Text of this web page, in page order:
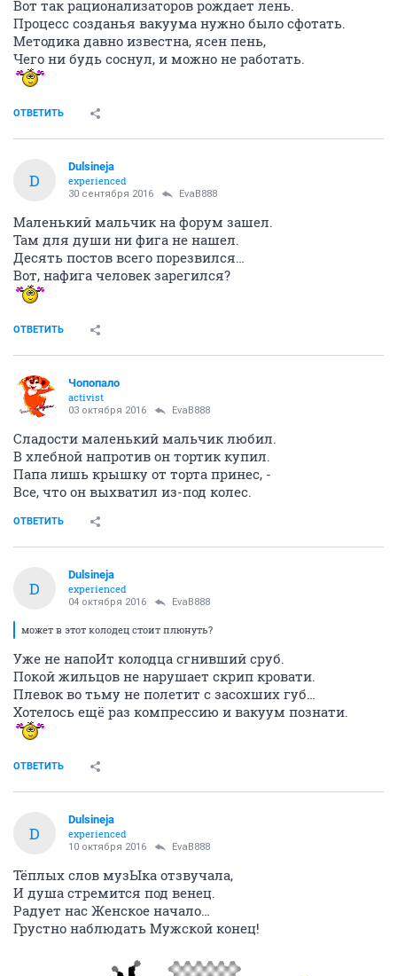
Вот так рационализаторов рождает лень.
Процесс созданья вакуума нужно было сфотать.
Методика давно известна, ясен пень,
Чего ни будь соснул, и можно не работать.
ОТВЕТИТЬ
D
Dulsineja
experienced
30 сентября 2016 EvaB888
Маленький мальчик на форум зашел.
Там для души ни фига не нашел.
Десять постов всего порезвился…
Вот, нафига человек зарегился?
ОТВЕТИТЬ
Чопопало
activist
03 октября 2016 EvaB888
Сладости маленький мальчик любил.
В хлебной напротив он тортик купил.
Папа лишь крышку от торта принес, -
Все, что он выхватил из-под колес.
ОТВЕТИТЬ
D
Dulsineja
experienced
04 октября 2016 EvaB888
может в этот колодец стоит плюнуть?
Уже не напоИт колодца сгнивший сруб.
Покой жильцов не нарушает скрип кровати.
Плевок во тьму не полетит с засохших губ…
Хотелось ещё раз компрессию и вакуум познати.
ОТВЕТИТЬ
D
Dulsineja
experienced
10 октября 2016 EvaB888
Тёплых слов музЫка отзвучала,
И душа стремится под венец.
Радует нас Женское начало…
Грустно наблюдать Мужской конец!